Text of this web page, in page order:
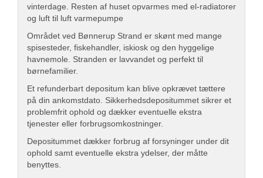
vinterdage. Resten af huset opvarmes med el-radiatorer
og luft til luft varmepumpe
Området ved Bønnerup Strand er skønt med mange
spisesteder, fiskehandler, iskiosk og den hyggelige
havnemole. Stranden er lavvandet og perfekt til
børnefamilier.
Et refunderbart depositum kan blive opkrævet tættere
på din ankomstdato. Sikkerhedsdepositummet sikrer et
problemfrit ophold og dækker eventuelle ekstra
tjenester eller forbrugsomkostninger.
Depositummet dækker forbrug af forsyninger under dit
ophold samt eventuelle ekstra ydelser, der måtte
benyttes.